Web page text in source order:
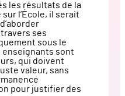
les résultats de la
l’École, il serait
travers ses
sous le
enseignants sont
qui doivent
valeur, sans
pour justifier des